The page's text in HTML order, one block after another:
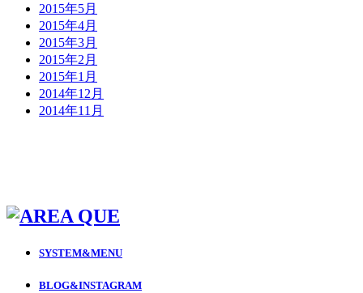
2015年5月
2015年4月
2015年3月
2015年2月
2015年1月
2014年12月
2014年11月
SYSTEM&MENU
BLOG&INSTAGRAM